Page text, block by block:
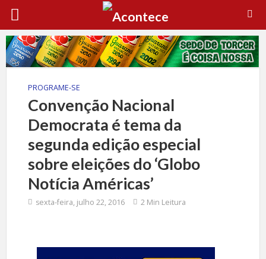
PROGRAME-SE
Convenção Nacional
Democrata é tema da
segunda edição especial
sobre eleições do ‘Globo
Notícia Américas’
sexta-feira, julho 22, 2016 2 Min Leitura